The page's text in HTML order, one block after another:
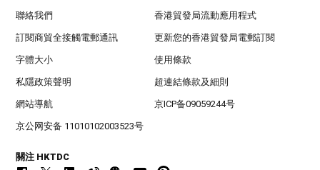
聯絡我們 香港貿發局流動應用程式
訂閱商貿全接觸電郵通訊 更新您的香港貿發局電郵訂閱
字體大小 使用條款
私隱政策聲明 超連結條款及細則
網站導航 京ICP备09059244号
京公网安备 11010102003523号
關注 HKTDC